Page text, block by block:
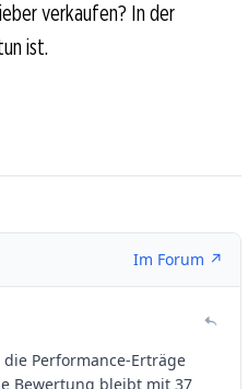
verkaufen? In der
ist.